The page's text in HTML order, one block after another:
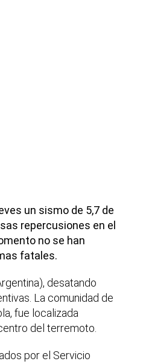
un sismo de 5,7 de
repercusiones en el
no se han
fatales.
desatando
La comunidad de
fue localizada
del terremoto.
por el Servicio